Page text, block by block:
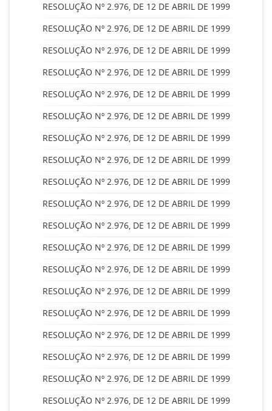
RESOLUÇÃO Nº 2.976, DE 12 DE ABRIL DE 1999
RESOLUÇÃO Nº 2.976, DE 12 DE ABRIL DE 1999
RESOLUÇÃO Nº 2.976, DE 12 DE ABRIL DE 1999
RESOLUÇÃO Nº 2.976, DE 12 DE ABRIL DE 1999
RESOLUÇÃO Nº 2.976, DE 12 DE ABRIL DE 1999
RESOLUÇÃO Nº 2.976, DE 12 DE ABRIL DE 1999
RESOLUÇÃO Nº 2.976, DE 12 DE ABRIL DE 1999
RESOLUÇÃO Nº 2.976, DE 12 DE ABRIL DE 1999
RESOLUÇÃO Nº 2.976, DE 12 DE ABRIL DE 1999
RESOLUÇÃO Nº 2.976, DE 12 DE ABRIL DE 1999
RESOLUÇÃO Nº 2.976, DE 12 DE ABRIL DE 1999
RESOLUÇÃO Nº 2.976, DE 12 DE ABRIL DE 1999
RESOLUÇÃO Nº 2.976, DE 12 DE ABRIL DE 1999
RESOLUÇÃO Nº 2.976, DE 12 DE ABRIL DE 1999
RESOLUÇÃO Nº 2.976, DE 12 DE ABRIL DE 1999
RESOLUÇÃO Nº 2.976, DE 12 DE ABRIL DE 1999
RESOLUÇÃO Nº 2.976, DE 12 DE ABRIL DE 1999
RESOLUÇÃO Nº 2.976, DE 12 DE ABRIL DE 1999
RESOLUÇÃO Nº 2.976, DE 12 DE ABRIL DE 1999